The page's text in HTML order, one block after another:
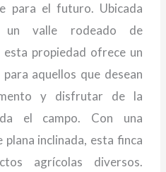
para el futuro. Ubicada
un valle rodeado de
esta propiedad ofrece un
aquellos que desean
y disfrutar de la
el campo. Con una
inclinada, esta finca
agrícolas diversos.